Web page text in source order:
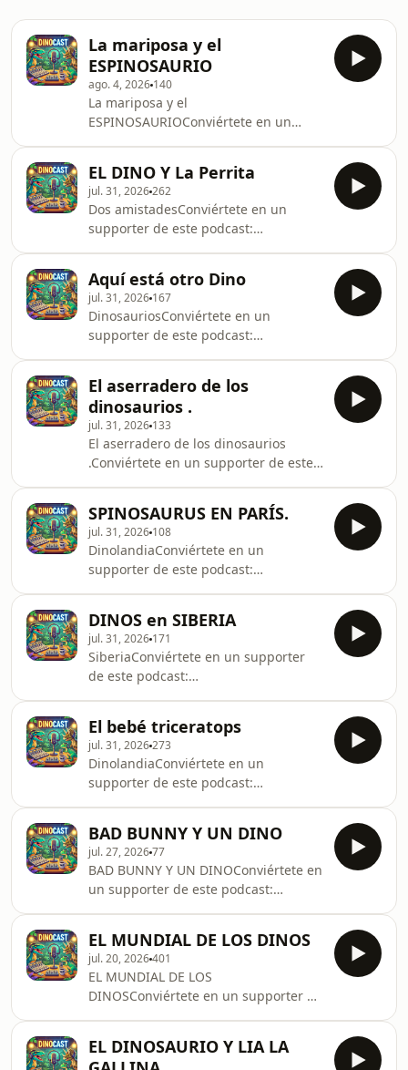
La mariposa y el
ESPINOSAURIO
ago. 4, 2026 140
La mariposa y el
ESPINOSAURIOConviértete en un
https://www.spreaker.com/podcast/dinolandia-
cuentos-libros-de-dinosaurios-
-6050810/support.
EL DINO Y La Perrita
jul. 31, 2026262
Dos amistadesConviértete en un
supporter de este podcast:
-6050810/support.
Aquí está otro Dino
jul. 31, 2026 167
DinosauriosConviértete en un
supporter de este podcast:
-6050810/support.
El aserradero de los
dinosaurios .
jul. 31, 2026 133
El aserradero de los dinosaurios
.Conviértete en un supporter de este
https://www.spreaker.com/podcast/dinolandia-
cuentos-libros-de-dinosaurios-
-6050810/support.
SPINOSAURUS EN PARÍS.
jul. 31, 2026 108
DinolandiaConviértete en un
supporter de este podcast:
-6050810/support.
DINOS en SIBERIA
jul. 31, 2026 171
SiberiaConviértete en un supporter
de este podcast:
-6050810/support.
El bebé triceratops
jul. 31, 2026273
DinolandiaConviértete en un
supporter de este podcast:
-6050810/support.
BAD BUNNY Y UN DINO
jul. 27, 202677
BAD BUNNY Y UN DINOConviértete en
un supporter de este podcast:
-6050810/support.
EL MUNDIAL DE LOS DINOS
jul. 20, 2026401
EL MUNDIAL DE LOS
DINOSConviértete en un supporter de
https://www.spreaker.com/podcast/dinolandia-
cuentos-libros-de-dinosaurios-
EL DINOSAURIO Y LIA LA